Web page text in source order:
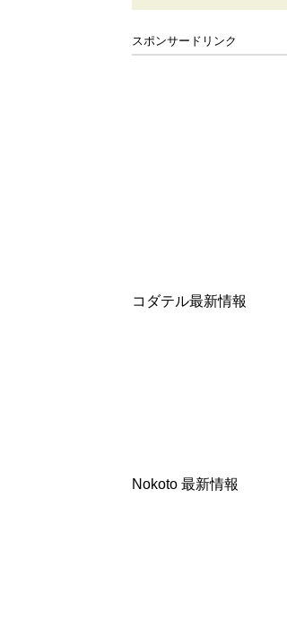
スポンサードリンク
コダテル最新情報
Nokoto 最新情報